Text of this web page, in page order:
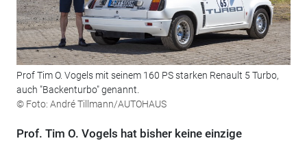
Prof Tim O. Vogels mit seinem 160 PS starken Renault 5 Turbo,
auch "Backenturbo" genannt.
© Foto: André Tillmann/AUTOHAUS
Prof. Tim O. Vogels hat bisher keine einzige